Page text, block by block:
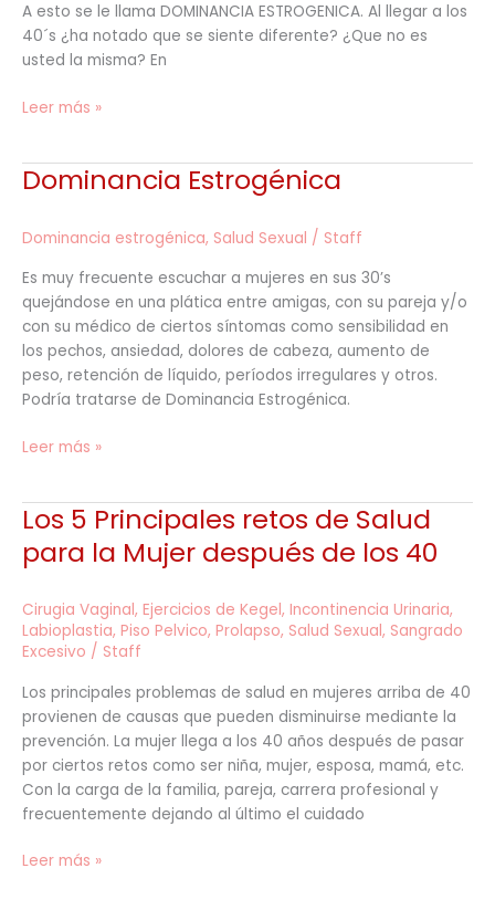
A esto se le llama DOMINANCIA ESTROGENICA. Al llegar a los
40´s ¿ha notado que se siente diferente? ¿Que no es
usted la misma? En
Leer más »
Dominancia Estrogénica
Dominancia estrogénica, Salud Sexual / Staff
Es muy frecuente escuchar a mujeres en sus 30’s
quejándose en una plática entre amigas, con su pareja y/o
con su médico de ciertos síntomas como sensibilidad en
los pechos, ansiedad, dolores de cabeza, aumento de
peso, retención de líquido, períodos irregulares y otros.
Podría tratarse de Dominancia Estrogénica.
Dominancia
Leer más »
Los 5 Principales retos de Salud
para la Mujer después de los 40
Cirugia Vaginal, Ejercicios de Kegel, Incontinencia Urinaria,
Labioplastia, Piso Pelvico, Prolapso, Salud Sexual, Sangrado
Excesivo / Staff
Los principales problemas de salud en mujeres arriba de 40
provienen de causas que pueden disminuirse mediante la
prevención. La mujer llega a los 40 años después de pasar
por ciertos retos como ser niña, mujer, esposa, mamá, etc.
Con la carga de la familia, pareja, carrera profesional y
frecuentemente dejando al último el cuidado
Los
Principales
de
Salud
para
la
Mujer
después
de
los
40
Leer más »